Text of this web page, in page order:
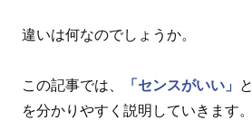
違いは何なのでしょうか。
この記事では、 「センスがいい」 と
を分かりやすく説明していきます。